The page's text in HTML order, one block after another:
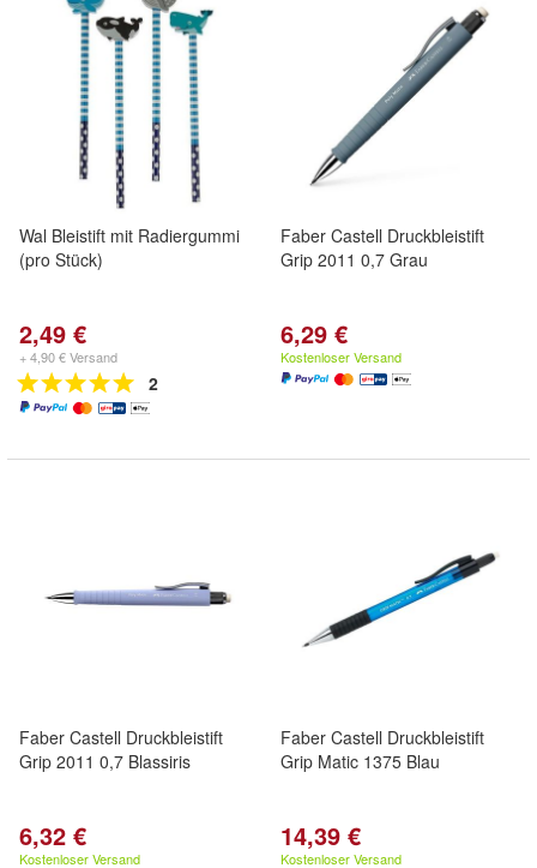
Wal Bleistift mit Radiergummi
(pro Stück)
2,49 €
+ 4,90 € Versand
2
Faber Castell Druckbleistift
Grip 2011 0,7 Grau
6,29 €
Kostenloser Versand
Faber Castell Druckbleistift
Grip 2011 0,7 Blassiris
6,32 €
Kostenloser Versand
Faber Castell Druckbleistift
Grip Matic 1375 Blau
14,39 €
Kostenloser Versand